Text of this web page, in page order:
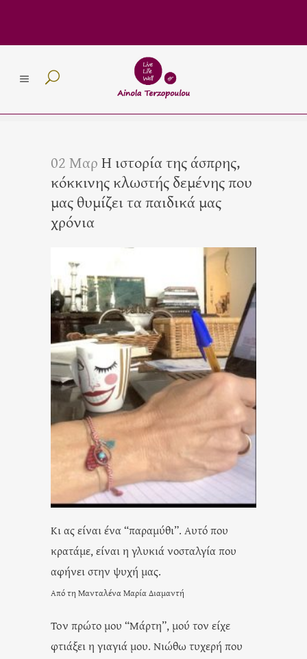
02 ΜαρΗ ιστορία της άσπρης,
κόκκινης κλωστής δεμένης που
μας θυμίζει τα παιδικά μας
χρόνια
Κι ας είναι ένα “παραμύθι”. Αυτό που
κρατάμε, είναι η γλυκιά νοσταλγία που
αφήνει στην ψυχή μας.
Από τη Μανταλένα Μαρία Διαμαντή
Toν πρώτο μου “Μάρτη”, μού τον είχε
φτιάξει η γιαγιά μου. Νιώθω τυχερή που